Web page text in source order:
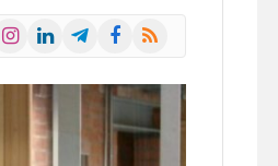
InstagramLinkedInTelegramFacebook
RSS